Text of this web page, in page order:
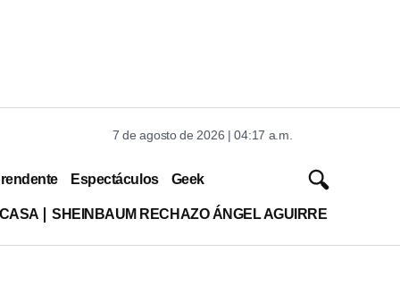
7 de agosto de 2026 | 04:17 a.m.
Espectáculos Geek
SHEINBAUM RECHAZO ÁNGEL AGUIRRE